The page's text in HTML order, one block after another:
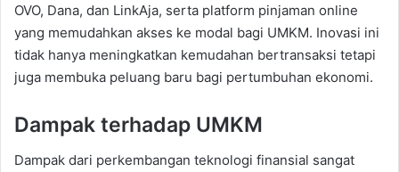
OVO, Dana, dan LinkAja, serta platform pinjaman online
yang memudahkan akses ke modal bagi UMKM. Inovasi ini
tidak hanya meningkatkan kemudahan bertransaksi tetapi
juga membuka peluang baru bagi pertumbuhan ekonomi.
Dampak terhadap UMKM
Dampak dari perkembangan teknologi finansial sangat